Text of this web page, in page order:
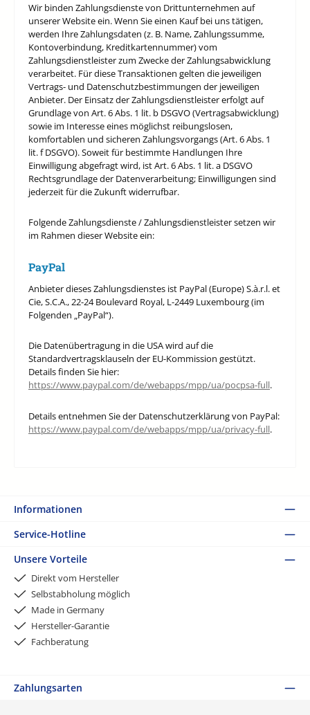
Wir binden Zahlungsdienste von Drittunternehmen auf
unserer Website ein. Wenn Sie einen Kauf bei uns tätigen,
werden Ihre Zahlungsdaten (z. B. Name, Zahlungssumme,
Kontoverbindung, Kreditkartennummer) vom
Zahlungsdienstleister zum Zwecke der Zahlungsabwicklung
verarbeitet. Für diese Transaktionen gelten die jeweiligen
Vertrags- und Datenschutzbestimmungen der jeweiligen
Anbieter. Der Einsatz der Zahlungsdienstleister erfolgt auf
Grundlage von Art. 6 Abs. 1 lit. b DSGVO (Vertragsabwicklung)
sowie im Interesse eines möglichst reibungslosen,
komfortablen und sicheren Zahlungsvorgangs (Art. 6 Abs. 1
lit. f DSGVO). Soweit für bestimmte Handlungen Ihre
Einwilligung abgefragt wird, ist Art. 6 Abs. 1 lit. a DSGVO
Rechtsgrundlage der Datenverarbeitung; Einwilligungen sind
jederzeit für die Zukunft widerrufbar.
Folgende Zahlungsdienste / Zahlungsdienstleister setzen wir
im Rahmen dieser Website ein:
PayPal
Anbieter dieses Zahlungsdienstes ist PayPal (Europe) S.à.r.l. et
Cie, S.C.A., 22-24 Boulevard Royal, L-2449 Luxembourg (im
Folgenden „PayPal“).
Die Datenübertragung in die USA wird auf die
Standardvertragsklauseln der EU-Kommission gestützt.
Details finden Sie hier:
https://www.paypal.com/de/webapps/mpp/ua/pocpsa-full.
Details entnehmen Sie der Datenschutzerklärung von PayPal:
https://www.paypal.com/de/webapps/mpp/ua/privacy-full.
Informationen
Service-Hotline
Unsere Vorteile
Direkt vom Hersteller
Selbstabholung möglich
Made in Germany
Hersteller-Garantie
Fachberatung
Zahlungsarten